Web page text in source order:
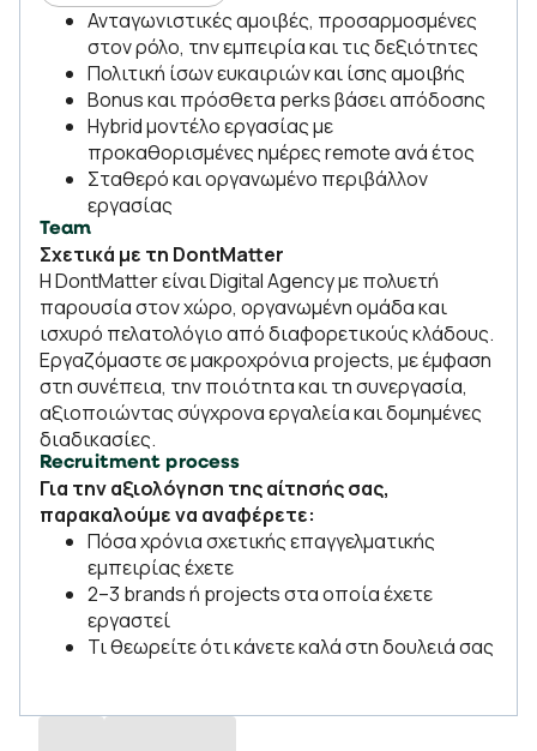
Ανταγωνιστικές αμοιβές, προσαρμοσμένες
στον ρόλο, την εμπειρία και τις δεξιότητες
Πολιτική ίσων ευκαιριών και ίσης αμοιβής
Bonus και πρόσθετα perks βάσει απόδοσης
Hybrid μοντέλο εργασίας με
προκαθορισμένες ημέρες remote ανά έτος
Σταθερό και οργανωμένο περιβάλλον
εργασίας
Team
Σχετικά με τη DontMatter
Η DontMatter είναι Digital Agency με πολυετή
παρουσία στον χώρο, οργανωμένη ομάδα και
ισχυρό πελατολόγιο από διαφορετικούς κλάδους.
Εργαζόμαστε σε μακροχρόνια projects, με έμφαση
στη συνέπεια, την ποιότητα και τη συνεργασία,
αξιοποιώντας σύγχρονα εργαλεία και δομημένες
διαδικασίες.
Recruitment process
Για την αξιολόγηση της αίτησής σας,
παρακαλούμε να αναφέρετε:
Πόσα χρόνια σχετικής επαγγελματικής
εμπειρίας έχετε
2–3 brands ή projects στα οποία έχετε
εργαστεί
Τι θεωρείτε ότι κάνετε καλά στη δουλειά σας